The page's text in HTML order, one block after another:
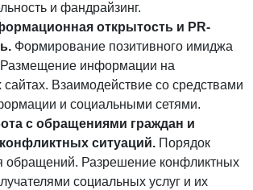
и фандрайзинг.
открытость и PR-
Формирование позитивного имиджа
Размещение информации на
Взаимодействие со средствами
и социальными сетями.
с обращениями граждан и
ситуаций. Порядок
обращений. Разрешение конфликтных
социальных услуг и их